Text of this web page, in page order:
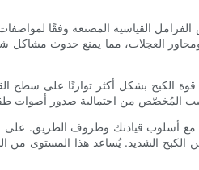
القياسية المصنعة وفقًا
العجلات، مما يمنع حدوث مشاكل
قوة الكبح بشكل أكثر توازنًا على
أسلوب قيادتك وظروف الطريق. على
الشديد. يُساعد هذا المستوى من